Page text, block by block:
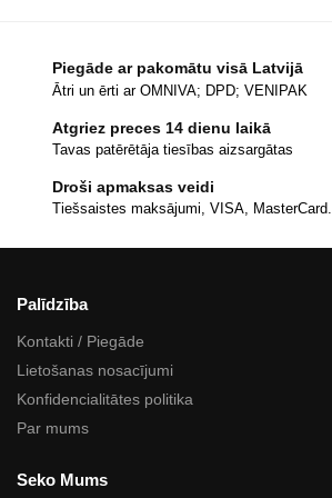
Piegāde ar pakomātu visā Latvijā
Ātri un ērti ar OMNIVA; DPD; VENIPAK
Atgriez preces 14 dienu laikā
Tavas patērētāja tiesības aizsargātas
Droši apmaksas veidi
Tiešsaistes maksājumi, VISA, MasterCard.
Palīdzība
Kontakti / Piegāde
Lietošanas nosacījumi
Konfidencialitātes politika
Par mums
Seko Mums